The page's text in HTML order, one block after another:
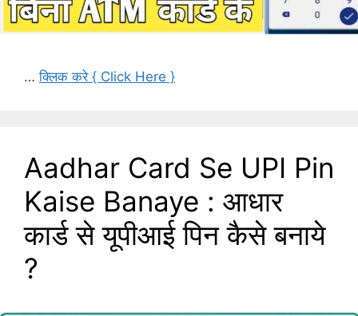
…क्लिक करे { Click Here }
Aadhar Card Se UPI Pin
Kaise Banaye : आधार
कार्ड से यूपीआई पिन कैसे बनाये
?